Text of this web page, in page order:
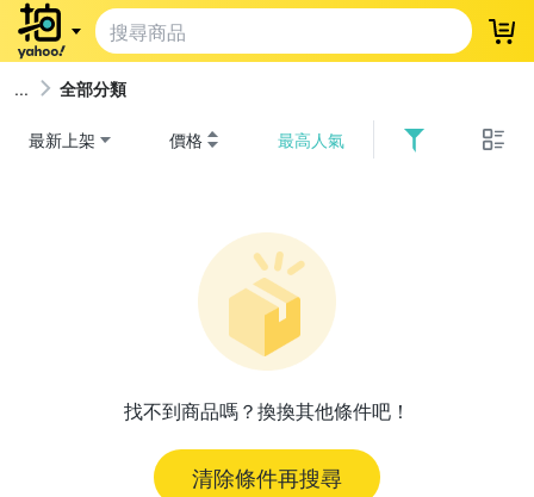
登
全部分類
最新上架 價格 最高人氣
找不到商品嗎？換換其他條件吧！
清除條件再搜尋